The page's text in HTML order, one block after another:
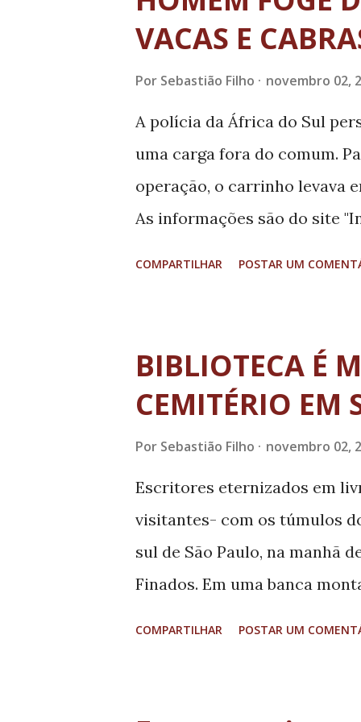
VACAS E
Por Sebastião Filho novembro 02,
A polícia da África do Sul
uma carga fora do comum.
operação, o carrinho levava
As informações são do site
chegaram, o motorista já
começando a sair com o
conseguia despistá-la, o
Depois de tamanho aperto,
de gado- continua
COMPARTILHAR POSTAR UM
BIBLIOTECA É
CEMITÉRIO EM
Por Sebastião Filho novembro 02,
Escritores eternizados em
visitantes- com os túmulos
sul de São Paulo, na manhã
Finados. Em uma banca
COMPARTILHAR POSTAR UM